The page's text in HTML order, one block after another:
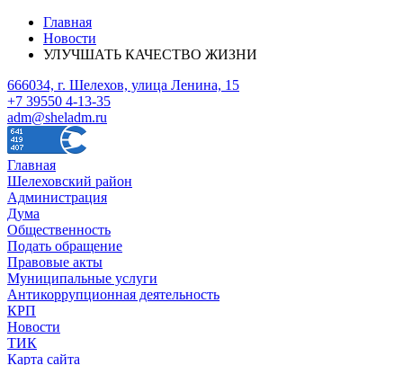
Главная
Новости
УЛУЧШАТЬ КАЧЕСТВО ЖИЗНИ
666034, г. Шелехов, улица Ленина, 15
+7 39550 4-13-35
adm@sheladm.ru
Главная
Шелеховский район
Администрация
Дума
Общественность
Подать обращение
Правовые акты
Муниципальные услуги
Антикоррупционная деятельность
КРП
Новости
ТИК
Карта сайта